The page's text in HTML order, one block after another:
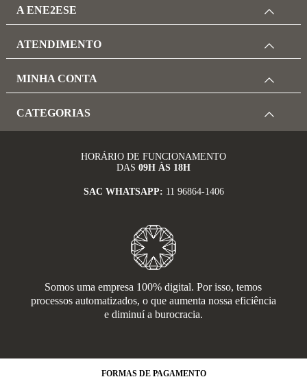
A ENE2ESE
ATENDIMENTO
MINHA CONTA
CATEGORIAS
HORÁRIO DE FUNCIONAMENTO
DAS 09H ÀS 18H
SAC WHATSAPP: 11 96864-1406
Somos uma empresa 100% digital. Por isso, temos
processos automatizados, o que aumenta nossa eficiência
e diminuí a burocracia.
FORMAS DE PAGAMENTO